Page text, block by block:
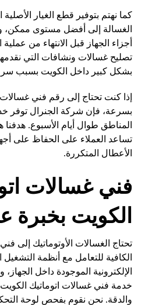
كما نهتم بتوفير قطع الغيار
الغسالة إلى أفضل مستوى
أجزاء الجهاز قبل الانتهاء من
تصليح غسالات ونشافات التي
بشكل كبير داخل الكويت بسبب
إذا كنت تحتاج إلى رقم فني
بسرعة، فإن شركة الجنرال توفر
المناطق طوال أيام الأسبوع.
تساعد العملاء على الحفاظ على
الأعطال المتكررة.
فني غسالات
الكويت بخبرة
تحتاج الغسالات الأوتوماتيك إلى
الكافية للتعامل مع أنظمة
الإلكترونية الموجودة داخل
خدمة فني غسالات اتوماتيك الكويت
والدقة. نحن نقوم بفحص لوحة